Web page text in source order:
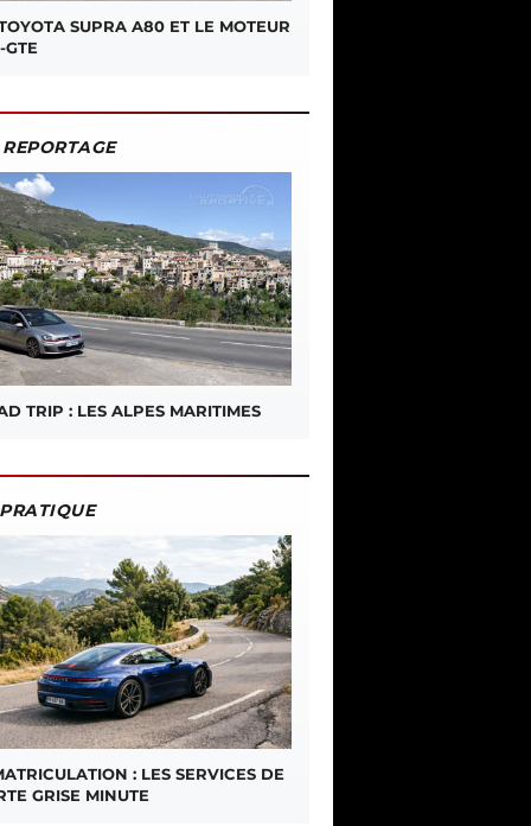
SUPRA A80 ET LE MOTEUR
GTE
TRIP : LES ALPES MARITIMES
: LES SERVICES DE
GRISE MINUTE